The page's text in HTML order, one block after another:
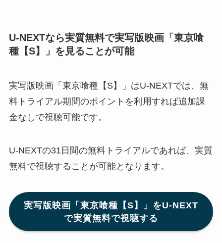
U-NEXTなら実質無料で実写版映画「東京喰
種【S】」を見ることが可能
実写版映画「東京喰種【S】」はU-NEXTでは、無
料トライアル期間のポイントを利用すれば追加課
金なしで視聴可能です。
U-NEXTの31日間の無料トライアルであれば、実質
無料で視聴することが可能となります。
実写版映画「東京喰種【S】」をU-NEXT
で実質無料で視聴する